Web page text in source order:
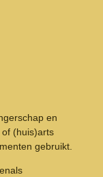
en
(huis)arts
gebruikt.